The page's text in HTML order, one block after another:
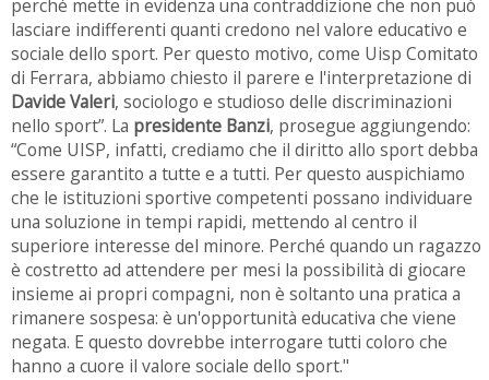
perché mette in evidenza una contraddizione che non può
lasciare indifferenti quanti credono nel valore educativo e
sociale dello sport. Per questo motivo, come Uisp Comitato
di Ferrara, abbiamo chiesto il parere e l'interpretazione di
Davide Valeri, sociologo e studioso delle discriminazioni
nello sport”. La presidente Banzi, prosegue aggiungendo:
“Come UISP, infatti, crediamo che il diritto allo sport debba
essere garantito a tutte e a tutti. Per questo auspichiamo
che le istituzioni sportive competenti possano individuare
una soluzione in tempi rapidi, mettendo al centro il
superiore interesse del minore. Perché quando un ragazzo
è costretto ad attendere per mesi la possibilità di giocare
insieme ai propri compagni, non è soltanto una pratica a
rimanere sospesa: è un'opportunità educativa che viene
negata. E questo dovrebbe interrogare tutti coloro che
hanno a cuore il valore sociale dello sport."